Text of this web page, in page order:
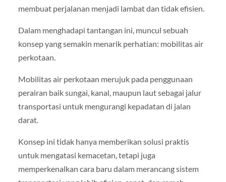
membuat perjalanan menjadi lambat dan tidak efisien.
Dalam menghadapi tantangan ini, muncul sebuah
konsep yang semakin menarik perhatian: mobilitas air
perkotaan.
Mobilitas air perkotaan merujuk pada penggunaan
perairan baik sungai, kanal, maupun laut sebagai jalur
transportasi untuk mengurangi kepadatan di jalan
darat.
Konsep ini tidak hanya memberikan solusi praktis
untuk mengatasi kemacetan, tetapi juga
memperkenalkan cara baru dalam merancang sistem